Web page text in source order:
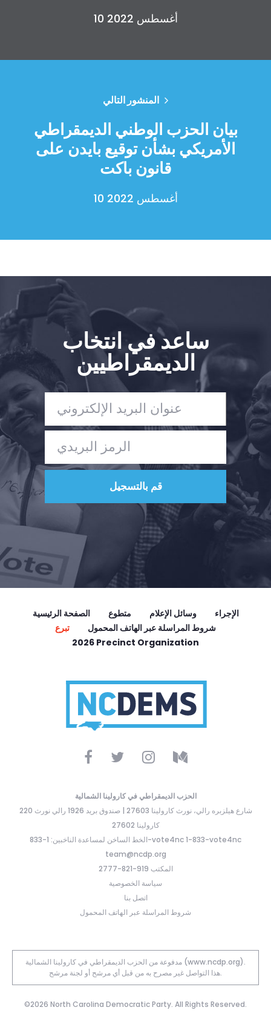
Shop
الصحافة
الإجراء
Vote
تبرع
10 أغسطس 2022
المنشور التالي
بيان الحزب الوطني الديمقراطي
الأمريكي بشأن توقيع بايدن على
قانون باكت
10 أغسطس 2022
ساعد في انتخاب
الديمقراطيين
الصفحة الرئيسية متطوع وسائل الإعلام
الإجراء
تبرع
شروط المراسلة عبر الهاتف المحمول
2026 Precinct Organization
الحزب الديمقراطي في كارولينا الشمالية
220 شارع هيلزبره رالي، نورث كارولينا 27603 | صندوق بريد 1926 رالي نورث
كارولينا 27602
الخط الساخن لمساعدة الناخبين: 1-833-vote4nc 1-833-vote4nc
team@ncdp.org
المكتب 919-821-2777
سياسة الخصوصية
اتصل بنا
شروط المراسلة عبر الهاتف المحمول
مدفوعة من الحزب الديمقراطي في كارولينا الشمالية (www.ncdp.org).
هذا التواصل غير مصرح به من قبل أي مرشح أو لجنة مرشح.
©2026 North Carolina Democratic Party. All Rights Reserved.